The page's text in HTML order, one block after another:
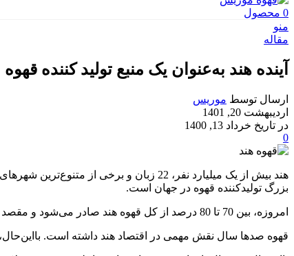
0 محصول
منو
مقاله
آینده هند به‌عنوان یک منبع تولید کننده قهوه
ارسال توسط موریس
اردیبهشت 20, 1401
در تاریخ خرداد 13, 1400
0
هند بیش از یک میلیارد نفر، 22 زبان
بزرگ تولیدکننده قهوه در جهان است.
امروزه، بین 70 تا 80 درصد از کل قهوه هند صادر می‌شود و مقصد مشترک این قهوه‌ها شامل ایتالیا (که تقریباً 30٪ صادرات قهوه هند را تشکیل می‌دهد)، آلمان، روسیه و اسپانیا است.
قهوه صدها سال نقش مهمی در اقتصاد هند داشته است. بااین‌حال،